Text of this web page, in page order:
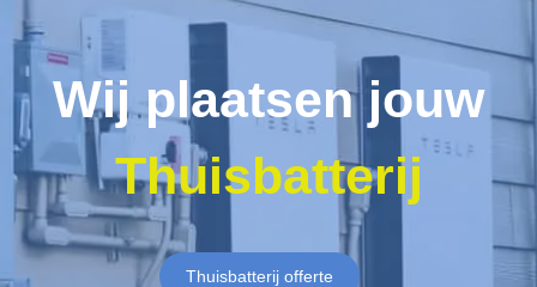
Wij plaatsen jouw
Thuisbatterij
Thuisbatterij offerte